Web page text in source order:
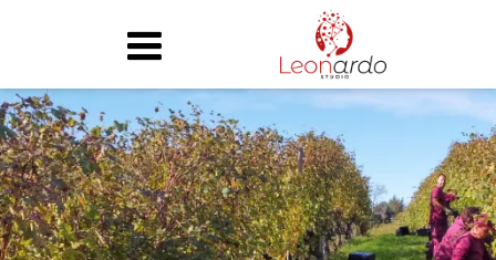
chi siamo
attività
case history